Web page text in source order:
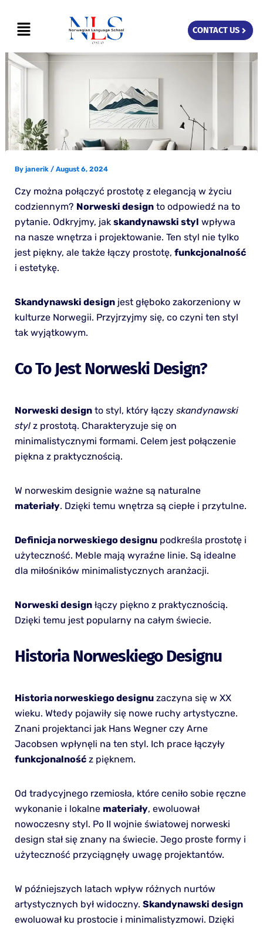
content
Menu CONTACT US
By janerik / August 6, 2024
Czy można połączyć prostotę z elegancją w życiu
codziennym? Norweski designto odpowiedź na to
pytanie. Odkryjmy, jak skandynawski styl wpływa
na nasze wnętrza i projektowanie. Ten styl nie tylko
jest piękny, ale także łączy prostotę, funkcjonalność
i estetykę.
Skandynawski designjest głęboko zakorzeniony w
kulturze Norwegii. Przyjrzyjmy się, co czyni ten styl
tak wyjątkowym.
Co To Jest Norweski Design?
Norweski designto styl, który łączy skandynawski
stylz prostotą. Charakteryzuje się on
minimalistycznymi formami. Celem jest połączenie
piękna z praktycznością.
W norweskim designie ważne są naturalne
materiały. Dzięki temu wnętrza są ciepłe i przytulne.
Definicja norweskiego designupodkreśla prostotę i
użyteczność. Meble mają wyraźne linie. Są idealne
dla miłośników minimalistycznych aranżacji.
Norweski designłączy piękno z praktycznością.
Dzięki temu jest popularny na całym świecie.
Historia Norweskiego Designu
Historia norweskiego designuzaczyna się w XX
wieku. Wtedy pojawiły się nowe ruchy artystyczne.
Znani projektanci jak Hans Wegner czy Arne
Jacobsen wpłynęli na ten styl. Ich prace łączyły
funkcjonalnośćz pięknem.
Od tradycyjnego rzemiosła, które ceniło sobie ręczne
wykonanie i lokalne materiały, ewoluował
nowoczesny styl. Po II wojnie światowej norweski
design stał się znany na świecie. Jego proste formy i
użyteczność przyciągnęły uwagę projektantów.
W późniejszych latach wpływ różnych nurtów
artystycznych był widoczny. Skandynawski design
ewoluował ku prostocie i minimalistyzmowi. Dzięki